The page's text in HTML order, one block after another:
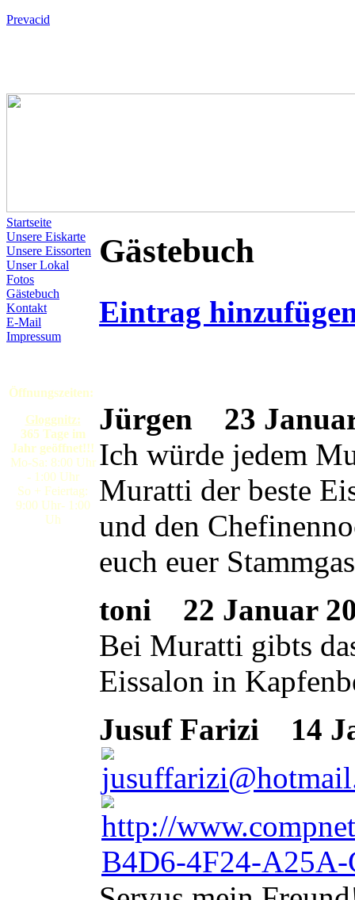
Prevacid
Startseite
Unsere Eiskarte
Unsere Eissorten
Unser Lokal
Fotos
Gästebuch
Kontakt
E-Mail
Impressum
Öffnungszeiten:
Gloggnitz:
365 Tage im
Jahr geöffnet!!!
Mo-Sa: 8:00 Uhr
- 1:00 Uhr
So + Feiertag:
9:00 Uhr- 1:00
Uh
Gästebuch
Eintrag
Jürgen
23
Ich würde jedem
Muratti der beste
und den
euch euer
toni
22 Januar
Bei Muratti gibts
Eissalon in
Jusuf Farizi
14